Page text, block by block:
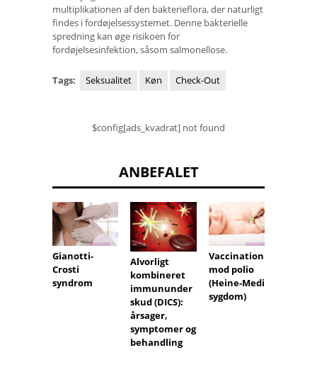
multiplikationen af ​​den bakterieflora, der naturligt
findes i fordøjelsessystemet. Denne bakterielle
spredning kan øge risikoen for
fordøjelsesinfektion, såsom salmonellose.
Tags: Seksualitet Køn Check-Out
$config[ads_kvadrat] not found
ANBEFALET
Gianotti-
Crosti
syndrom
Alvorligt
kombineret
immununder
skud (DICS):
årsager,
symptomer og
behandling
Vaccination
mod polio
(Heine-Medin
sygdom)